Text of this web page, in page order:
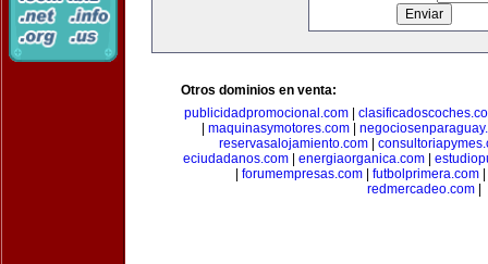
Otros dominios en venta:
publicidadpromocional.com|
maquinasymotores.com|
reservasalojamiento.com
eciudadanos.com| energiaorganica.com|
forumempresas.com futbolprimera.com
redmercadeo.com|